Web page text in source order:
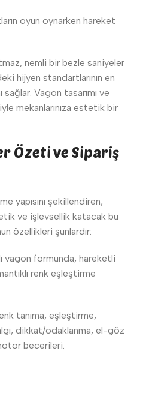
oyun oynarken hareket
nemli bir bezle saniyeler
hijyen standartlarının en
Vagon tasarımı ve
mekanlarınıza estetik bir
Özeti ve Sipariş
yapısını şekillendiren,
ve işlevsellik katacak bu
özellikleri şunlardır:
vagon formunda, hareketli
renk eşleştirme
tanıma, eşleştirme,
dikkat/odaklanma, el-göz
becerileri.